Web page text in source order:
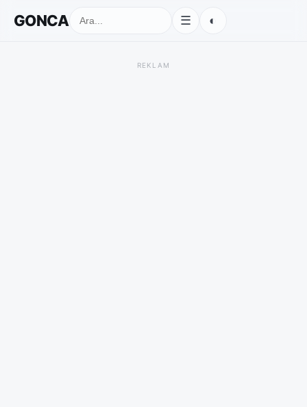
GONCA ☰ ◐
REKLAM